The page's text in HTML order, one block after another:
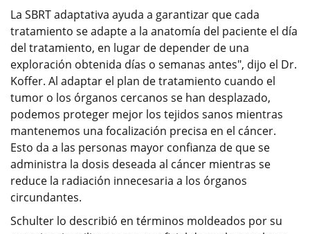
La SBRT adaptativa ayuda a garantizar que cada
tratamiento se adapte a la anatomía del paciente el día
del tratamiento, en lugar de depender de una
exploración obtenida días o semanas antes", dijo el Dr.
Koffer. Al adaptar el plan de tratamiento cuando el
tumor o los órganos cercanos se han desplazado,
podemos proteger mejor los tejidos sanos mientras
mantenemos una focalización precisa en el cáncer.
Esto da a las personas mayor confianza de que se
administra la dosis deseada al cáncer mientras se
reduce la radiación innecesaria a los órganos
circundantes.
Schulter lo describió en términos moldeados por su